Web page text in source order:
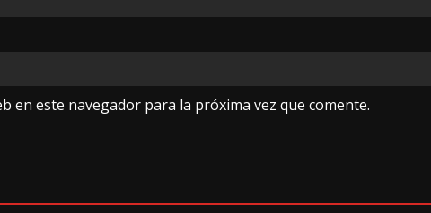
en este navegador para la próxima vez que comente.